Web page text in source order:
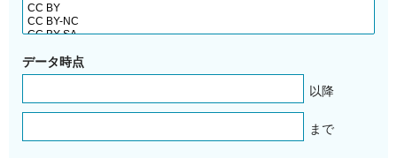
データ時点
以降
まで